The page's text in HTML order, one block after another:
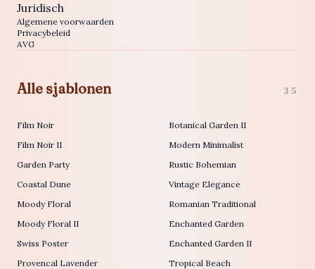
Juridisch
Algemene voorwaarden
Privacybeleid
AVG
Alle sjablonen 35
Film Noir
Film Noir II
Garden Party
Coastal Dune
Moody Floral
Moody Floral II
Swiss Poster
Provencal Lavender
Botanical Garden II
Modern Minimalist
Rustic Bohemian
Vintage Elegance
Romanian Traditional
Enchanted Garden
Enchanted Garden II
Tropical Beach